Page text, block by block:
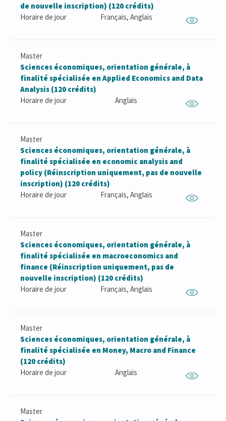
de nouvelle inscription) (120 crédits)
Horaire de jour
Français, Anglais
Master
Sciences économiques, orientation générale, à
finalité spécialisée en Applied Economics and Data
Analysis (120 crédits)
Horaire de jour
Anglais
Master
Sciences économiques, orientation générale, à
finalité spécialisée en economic analysis and
policy (Réinscription uniquement, pas de nouvelle
inscription) (120 crédits)
Horaire de jour
Français, Anglais
Master
Sciences économiques, orientation générale, à
finalité spécialisée en macroeconomics and
finance (Réinscription uniquement, pas de
nouvelle inscription) (120 crédits)
Horaire de jour
Français, Anglais
Master
Sciences économiques, orientation générale, à
finalité spécialisée en Money, Macro and Finance
(120 crédits)
Horaire de jour
Anglais
Master